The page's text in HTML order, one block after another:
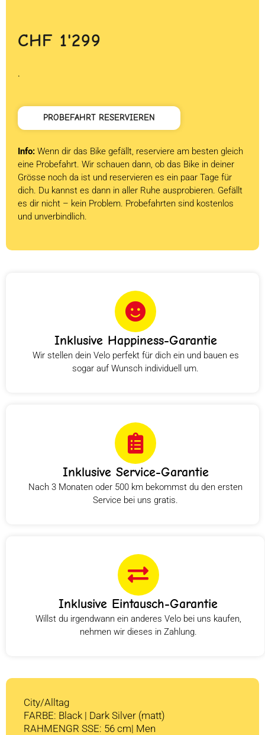
CHF 1'299
.
PROBEFAHRT RESERVIEREN
Info: Wenn dir das Bike gefällt, reserviere am besten gleich
eine Probefahrt. Wir schauen dann, ob das Bike in deiner
Grösse noch da ist und reservieren es ein paar Tage für
dich. Du kannst es dann in aller Ruhe ausprobieren. Gefällt
es dir nicht – kein Problem. Probefahrten sind kostenlos
und unverbindlich.
Inklusive Happiness-Garantie
Wir stellen dein Velo perfekt für dich ein und bauen es
sogar auf Wunsch individuell um.
Inklusive Service-Garantie
Nach 3 Monaten oder 500 km bekommst du den ersten
Service bei uns gratis.
Inklusive Eintausch-Garantie
Willst du irgendwann ein anderes Velo bei uns kaufen,
nehmen wir dieses in Zahlung.
City/Alltag
FARBE: Black | Dark Silver (matt)
RAHMENGR SSE: 56 cm| Men